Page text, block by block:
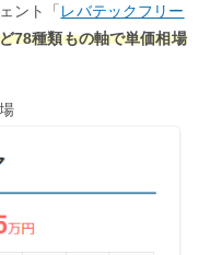
ント「 レバテックフリー
78種類もの軸で単価相場